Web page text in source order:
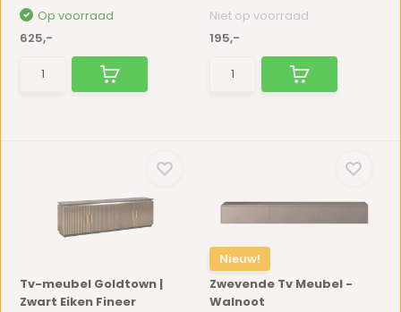
Op voorraad
625,-
Niet op voorraad
195,-
Tv-meubel Goldtown |
Zwart Eiken Fineer
Nieuw!
Zwevende Tv Meubel -
Walnoot